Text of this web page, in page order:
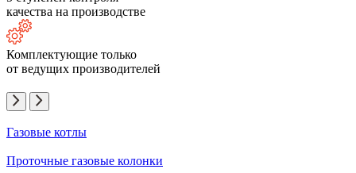
качества на производстве
Комплектующие только
от ведущих производителей
Газовые котлы
Проточные газовые колонки